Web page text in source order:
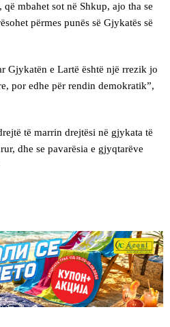
mbahet sot në Shkup, ajo tha se
përmes punës së Gjykatës së
Gjykatën e Lartë është një rrezik jo
por edhe për rendin demokratik”,
të marrin drejtësi në gjykata të
dhe se pavarësia e gjyqtarëve